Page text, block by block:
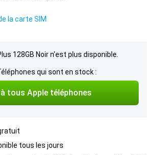
la carte SIM
128GB Noir n'est plus disponible.
qui sont en stock :
tous Apple téléphones
tous les jours